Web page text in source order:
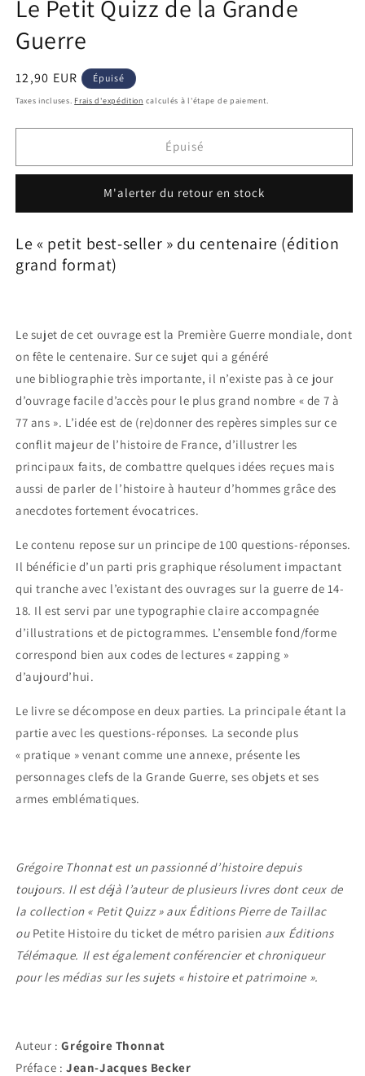
Le Petit Quizz de la Grande
Guerre
Prix
habituel
12,90 EUR Épuisé
Taxes incluses. Frais d'expédition calculés à l'étape de paiement.
Épuisé
M'alerter du retour en stock
Le « petit best-seller » du centenaire (édition
grand format)
Le sujet de cet ouvrage est la Première Guerre mondiale, dont
on fête le centenaire. Sur ce sujet qui a généré
une bibliographie très importante, il n’existe pas à ce jour
d’ouvrage facile d’accès pour le plus grand nombre « de 7 à
77 ans ». L’idée est de (re)donner des repères simples sur ce
conflit majeur de l’histoire de France, d’illustrer les
principaux faits, de combattre quelques idées reçues mais
aussi de parler de l’histoire à hauteur d’hommes grâce des
anecdotes fortement évocatrices.
Le contenu repose sur un principe de 100 questions-réponses.
Il bénéficie d’un parti pris graphique résolument impactant
qui tranche avec l’existant des ouvrages sur la guerre de 14-
18. Il est servi par une typographie claire accompagnée
d’illustrations et de pictogrammes. L’ensemble fond/forme
correspond bien aux codes de lectures « zapping »
d’aujourd’hui.
Le livre se décompose en deux parties. La principale étant la
partie avec les questions-réponses. La seconde plus
« pratique » venant comme une annexe, présente les
personnages clefs de la Grande Guerre, ses objets et ses
armes emblématiques.
Grégoire Thonnat est un passionné d’histoire depuis
toujours. Il est déjà l’auteur de plusieurs livres dont ceux de
la collection « Petit Quizz » aux Éditions Pierre de Taillac
ou Petite Histoire du ticket de métro parisien aux Éditions
Télémaque. Il est également conférencier et chroniqueur
pour les médias sur les sujets « histoire et patrimoine ».
Auteur :Grégoire Thonnat
Préface : Jean-Jacques Becker